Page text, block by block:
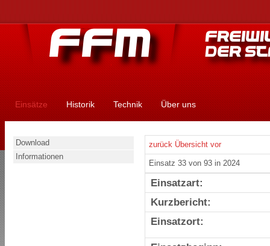
Einsätze Historik Technik Über uns
Download
Informationen
zurück Übersicht vor
Einsatz 33 von 93 in 2024
Einsatzart:
Kurzbericht:
Einsatzort: